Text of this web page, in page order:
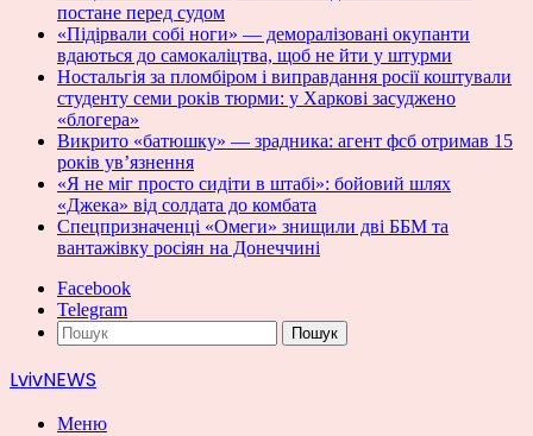
постане перед судом
«Підірвали собі ноги» — деморалізовані окупанти
вдаються до самокаліцтва, щоб не йти у штурми
Ностальгія за пломбіром і виправдання росії коштували
студенту семи років тюрми: у Харкові засуджено
«блогера»
Викрито «батюшку» — зрадника: агент фсб отримав 15
років ув’язнення
«Я не міг просто сидіти в штабі»: бойовий шлях
«Джека» від солдата до комбата
Спецпризначенці «Омеги» знищили дві ББМ та
вантажівку росіян на Донеччині
Facebook
Telegram
Пошук
LvivNEWS
Меню